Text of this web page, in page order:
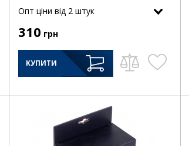
Опт цiни від 2 штук
310 грн
КУПИТИ